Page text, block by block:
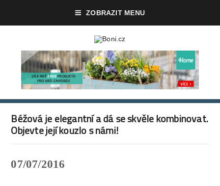
ZOBRAZIT MENU
Béžová je elegantní a dá se skvěle kombinovat.
Objevte její kouzlo s námi!
07/07/2016